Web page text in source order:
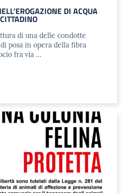
DI ACQUA
di una delle condotte
posa in opera della fibra
fra via …